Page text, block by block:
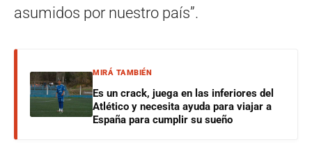
asumidos por nuestro país”.
MIRÁ TAMBIÉN
Es un crack, juega en las inferiores del
Atlético y necesita ayuda para viajar a
España para cumplir su sueño